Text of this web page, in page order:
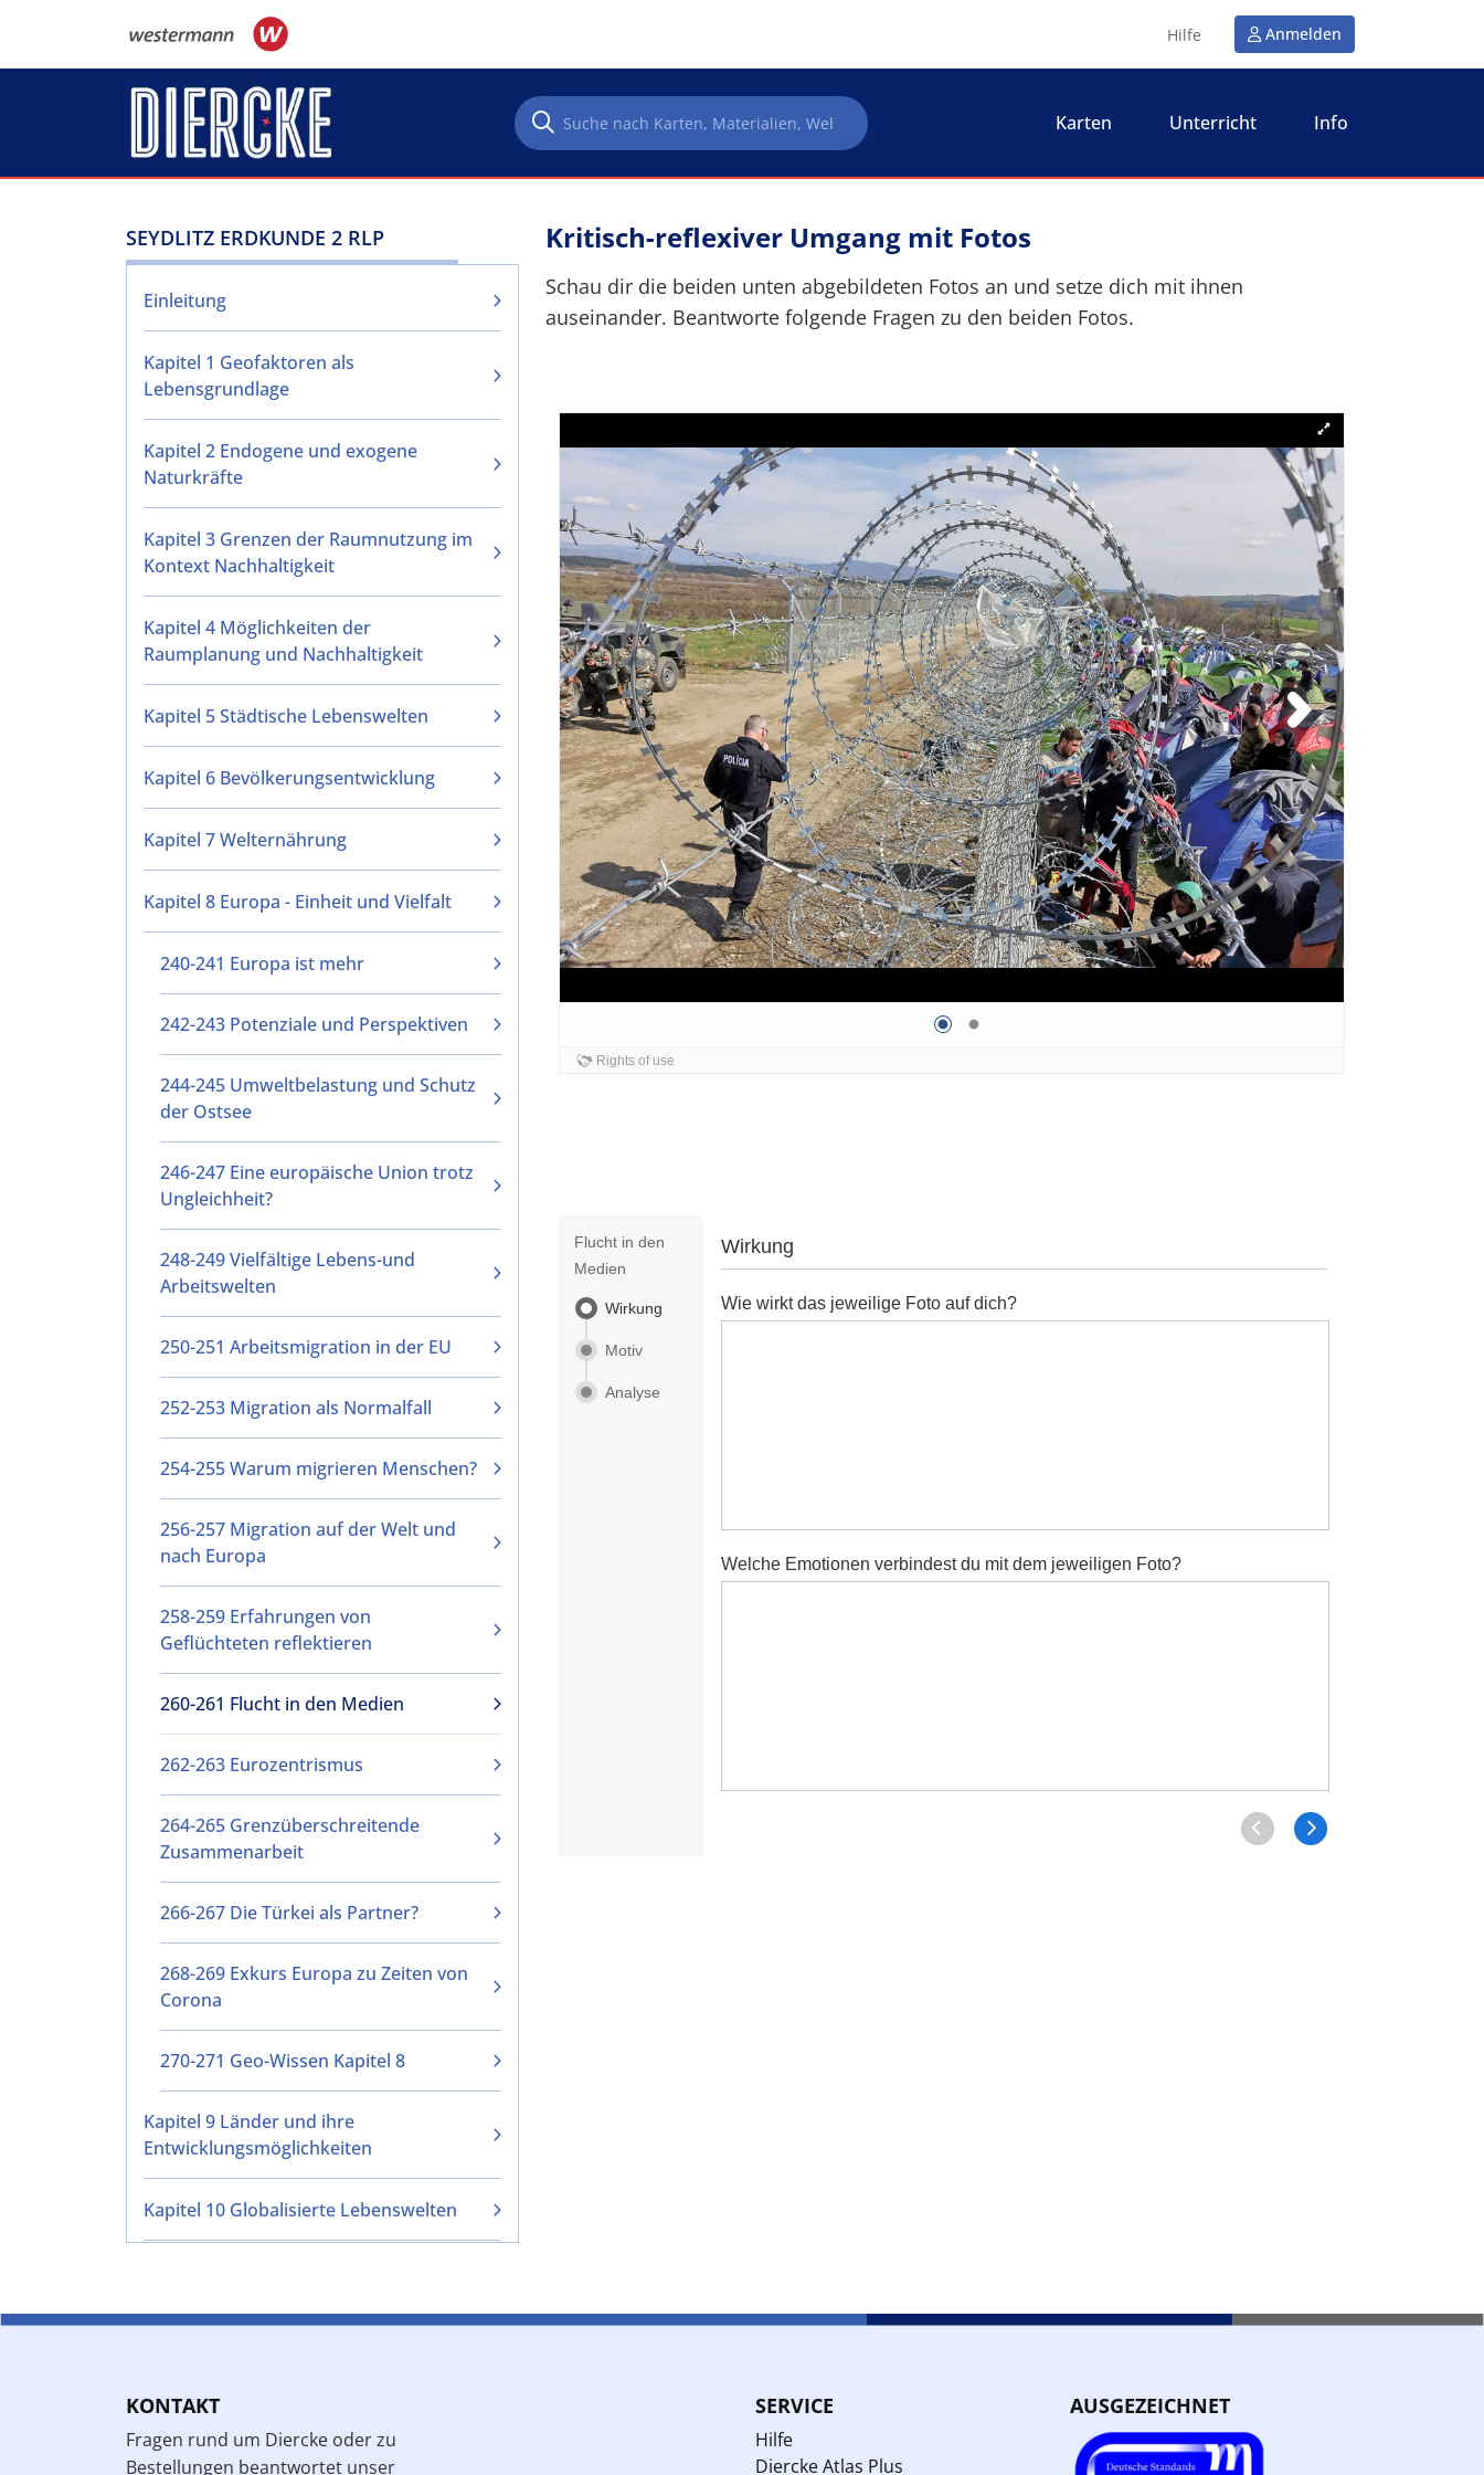
Hilfe Anmelden
Karten Unterricht Info
SEYDLITZ ERDKUNDE 2 RLP
Einleitung
Kapitel 1 Geofaktoren als
Lebensgrundlage
Kapitel 2 Endogene und exogene
Naturkräfte
Kapitel 3 Grenzen der Raumnutzung im
Kontext Nachhaltigkeit
Kapitel 4 Möglichkeiten der
Raumplanung und Nachhaltigkeit
Kapitel 5 Städtische Lebenswelten
Kapitel 6 Bevölkerungsentwicklung
Kapitel 7 Welternährung
Kapitel 8 Europa - Einheit und Vielfalt
240-241 Europa ist mehr
242-243 Potenziale und Perspektiven
244-245 Umweltbelastung und Schutz
der Ostsee
246-247 Eine europäische Union trotz
Ungleichheit?
248-249 Vielfältige Lebens-und
Arbeitswelten
250-251 Arbeitsmigration in der EU
252-253 Migration als Normalfall
254-255 Warum migrieren Menschen?
256-257 Migration auf der Welt und
nach Europa
258-259 Erfahrungen von
Geflüchteten reflektieren
260-261 Flucht in den Medien
262-263 Eurozentrismus
264-265 Grenzüberschreitende
Zusammenarbeit
266-267 Die Türkei als Partner?
268-269 Exkurs Europa zu Zeiten von
Corona
270-271 Geo-Wissen Kapitel 8
Kapitel 9 Länder und ihre
Entwicklungsmöglichkeiten
Kapitel 10 Globalisierte Lebenswelten
Kritisch-reflexiver Umgang mit Fotos
Schau dir die beiden unten abgebildeten Fotos an und setze dich mit ihnen
auseinander. Beantworte folgende Fragen zu den beiden Fotos.
KONTAKT
Fragen rund um Diercke oder zu
Bestellungen beantwortet unser
SERVICE
Hilfe
Diercke Atlas Plus
AUSGEZEICHNET